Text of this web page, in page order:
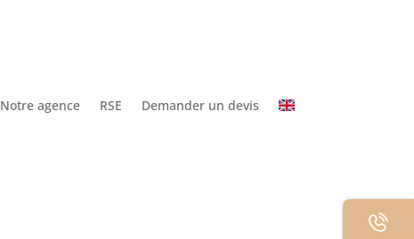
Notre agence RSE Demander un devis